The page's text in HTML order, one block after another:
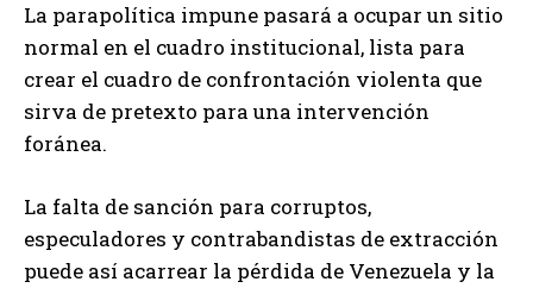
La parapolítica impune pasará a ocupar un sitio
normal en el cuadro institucional, lista para
crear el cuadro de confrontación violenta que
sirva de pretexto para una intervención
foránea.
La falta de sanción para corruptos,
especuladores y contrabandistas de extracción
puede así acarrear la pérdida de Venezuela y la